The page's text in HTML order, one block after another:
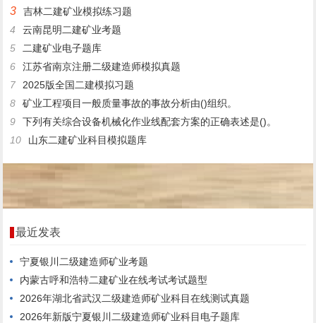
3
吉林二建矿业模拟练习题
4
云南昆明二建矿业考题
5
二建矿业电子题库
6
江苏省南京注册二级建造师模拟真题
7
2025版全国二建模拟习题
8
矿业工程项目一般质量事故的事故分析由()组织。
9
下列有关综合设备机械化作业线配套方案的正确表述是()。
10
山东二建矿业科目模拟题库
最近发表
宁夏银川二级建造师矿业考题
内蒙古呼和浩特二建矿业在线考试考试题型
2026年湖北省武汉二级建造师矿业科目在线测试真题
2026年新版宁夏银川二级建造师矿业科目电子题库